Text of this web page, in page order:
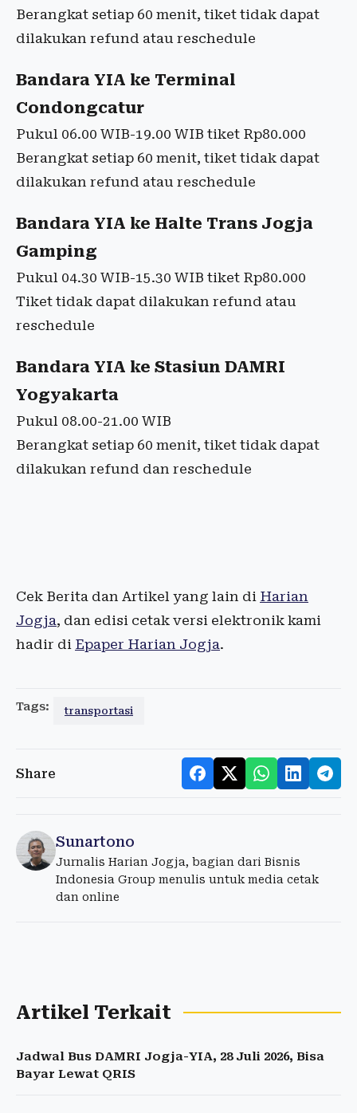
Berangkat setiap 60 menit, tiket tidak dapat
dilakukan refund atau reschedule
Bandara YIA ke Terminal
Condongcatur
Pukul 06.00 WIB-19.00 WIB tiket Rp80.000
Berangkat setiap 60 menit, tiket tidak dapat
dilakukan refund atau reschedule
Bandara YIA ke Halte Trans Jogja
Gamping
Pukul 04.30 WIB-15.30 WIB tiket Rp80.000
Tiket tidak dapat dilakukan refund atau
reschedule
Bandara YIA ke Stasiun DAMRI
Yogyakarta
Pukul 08.00-21.00 WIB
Berangkat setiap 60 menit, tiket tidak dapat
dilakukan refund dan reschedule
Cek Berita dan Artikel yang lain di Harian
Jogja, dan edisi cetak versi elektronik kami
hadir di Epaper Harian Jogja.
Tags: transportasi
Share
Sunartono
Jurnalis Harian Jogja, bagian dari Bisnis
Indonesia Group menulis untuk media cetak
dan online
Artikel Terkait
Jadwal Bus DAMRI Jogja-YIA, 28 Juli 2026, Bisa
Bayar Lewat QRIS